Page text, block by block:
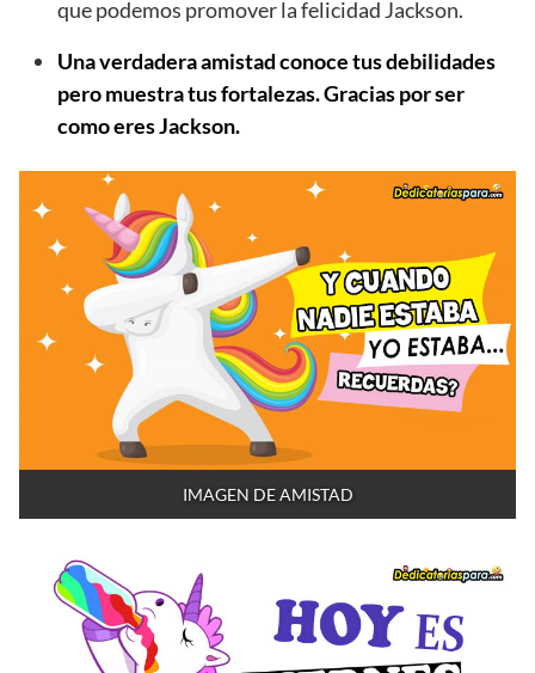
que podemos promover la felicidad Jackson.
Una verdadera amistad conoce tus debilidades
pero muestra tus fortalezas. Gracias por ser
como eres Jackson.
IMAGEN DE AMISTAD